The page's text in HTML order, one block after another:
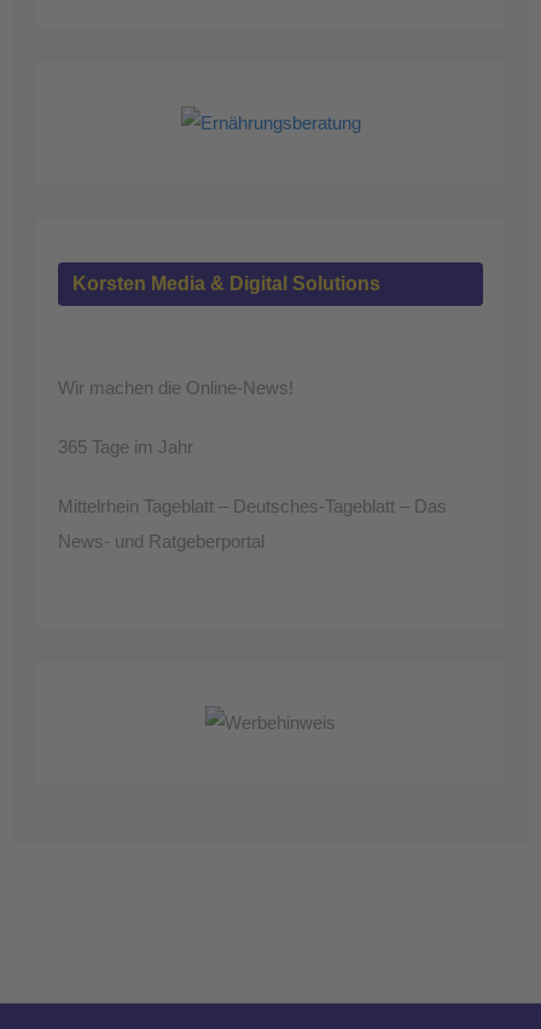
Korsten Media & Digital Solutions
Wir machen die Online-News!
365 Tage im Jahr
Mittelrhein Tageblatt – Deutsches-Tageblatt – Das
News- und Ratgeberportal